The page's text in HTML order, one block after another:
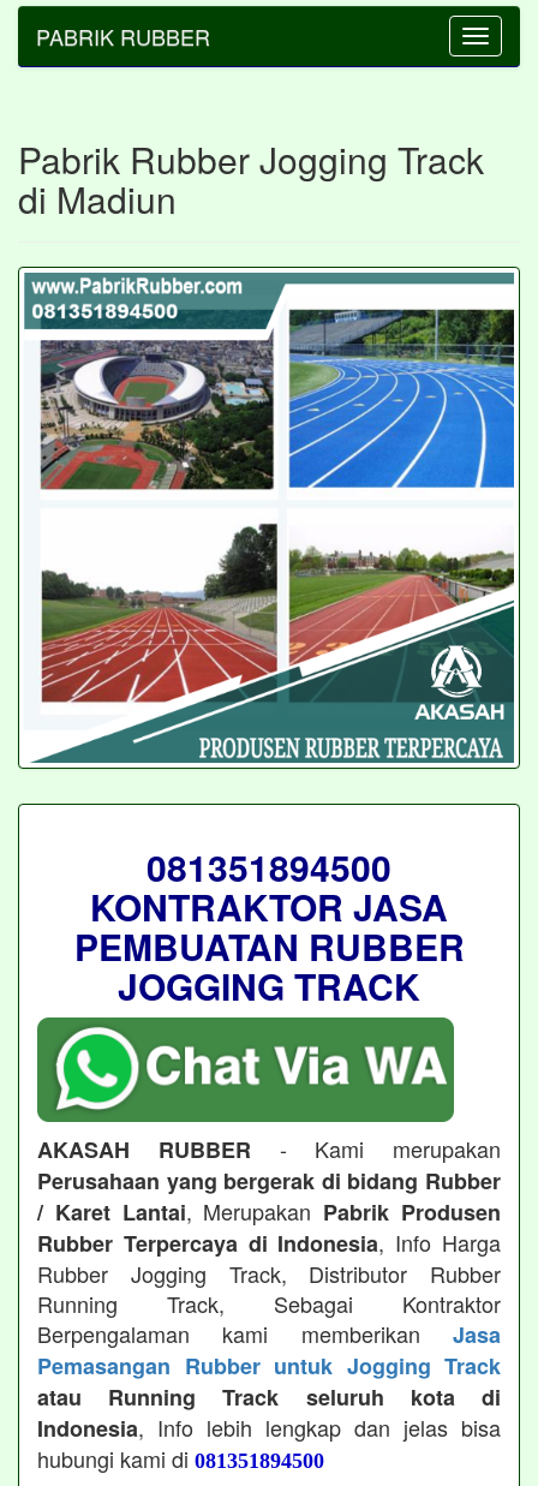
Toggle
PABRIK RUBBER
Pabrik Rubber Jogging Track
di Madiun
081351894500
KONTRAKTOR JASA
PEMBUATAN RUBBER
JOGGING TRACK
AKASAH RUBBER - Kami merupakan
Perusahaan yang bergerak di bidang Rubber
/ Karet Lantai, Merupakan Pabrik Produsen
Rubber Terpercaya di Indonesia, Info Harga
Rubber Jogging Track, Distributor Rubber
Running Track, Sebagai Kontraktor
Berpengalaman kami memberikan Jasa
Pemasangan Rubber untuk Jogging Track
atau Running Track seluruh kota di
Indonesia, Info lebih lengkap dan jelas bisa
hubungi kami di 081351894500